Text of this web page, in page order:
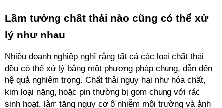
Lầm tưởng chất thải nào cũng có thể xử
lý như nhau
Nhiều doanh nghiệp nghĩ rằng tất cả các loại chất thải
đều có thể xử lý bằng một phương pháp chung, dẫn đến
hệ quả nghiêm trọng. Chất thải nguy hại như hóa chất,
kim loại nặng, hoặc pin thường bị gom chung với rác
sinh hoạt, làm tăng nguy cơ ô nhiễm môi trường và ảnh